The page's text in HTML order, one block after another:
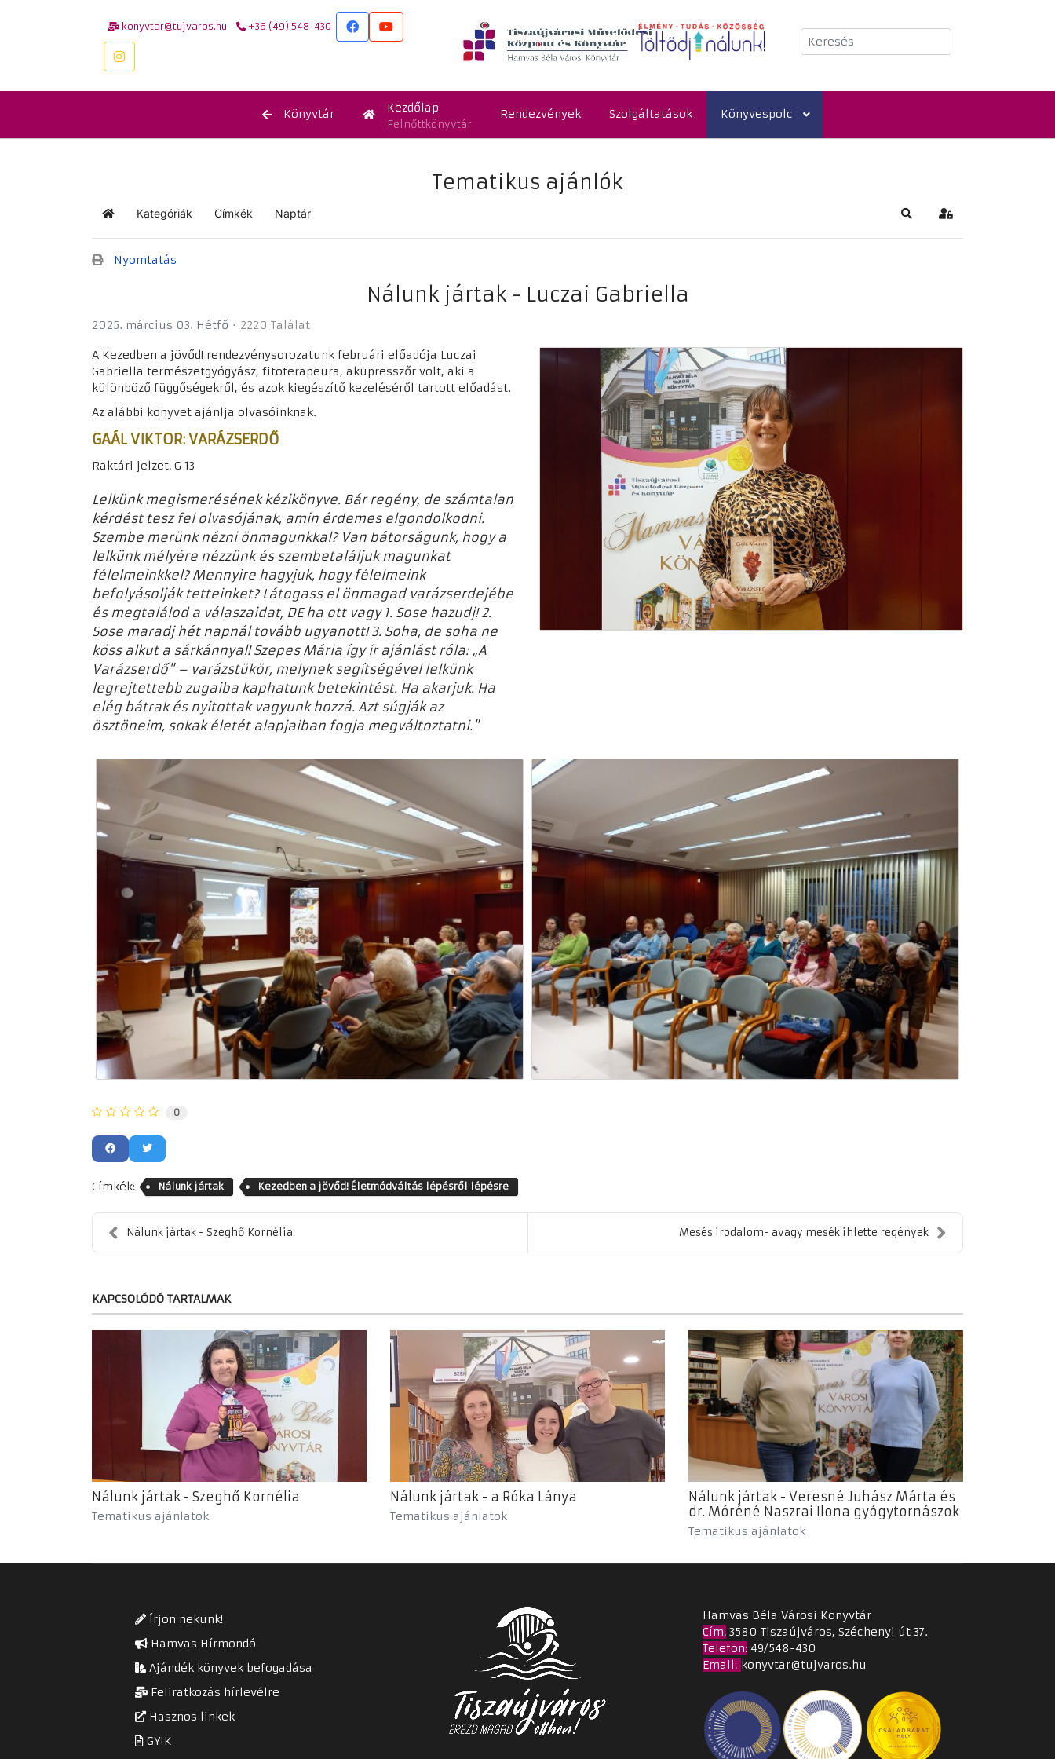
konyvtar@tujvaros.hu +36 (49) 548-430
Keresés
Könyvtár Kezdőlap
Felnőttkönyvtár
Rendezvények Szolgáltatások Könyvespolc
Tematikus ajánlók
KezdőlapKategóriák Címkék Naptár KeresésBejelentkezés
Nyomtatás
Nálunk jártak - Luczai Gabriella
2025. március 03. Hétfő 2220 Találat
A Kezedben a jövőd! rendezvénysorozatunk februári előadója Luczai
Gabriella természetgyógyász, fitoterapeura, akupresszőr volt, aki a
különböző függőségekről, és azok kiegészítő kezeléséről tartott előadást.
Az alábbi könyvet ajánlja olvasóinknak.
GAÁL VIKTOR: VARÁZSERDŐ
Raktári jelzet: G 13
Lelkünk megismerésének kézikönyve. Bár regény, de számtalan
kérdést tesz fel olvasójának, amin érdemes elgondolkodni.
Szembe merünk nézni önmagunkkal? Van bátorságunk, hogy a
lelkünk mélyére nézzünk és szembetaláljuk magunkat
félelmeinkkel? Mennyire hagyjuk, hogy félelmeink
befolyásolják tetteinket? Látogass el önmagad varázserdejébe
és megtalálod a válaszaidat, DE ha ott vagy 1. Sose hazudj! 2.
Sose maradj hét napnál tovább ugyanott! 3. Soha, de soha ne
köss alkut a sárkánnyal! Szepes Mária így ír ajánlást róla: „A
Varázserdő" – varázstükör, melynek segítségével lelkünk
legrejtettebb zugaiba kaphatunk betekintést. Ha akarjuk. Ha
elég bátrak és nyitottak vagyunk hozzá. Azt súgják az
ösztöneim, sokak életét alapjaiban fogja megváltoztatni."
0
Címkék: Nálunk jártak Kezedben a jövőd! Életmódváltás lépésről lépésre
Nálunk jártak - Szeghő Kornélia Mesés irodalom- avagy mesék ihlette regények
KAPCSOLÓDÓ TARTALMAK
Nálunk jártak - Szeghő Kornélia
Tematikus ajánlatok
Nálunk jártak - a Róka Lánya
Tematikus ajánlatok
Nálunk jártak - Veresné Juhász Márta és
dr. Móréné Naszrai Ilona gyógytornászok
Tematikus ajánlatok
Írjon nekünk!
Hamvas Hírmondó
Ajándék könyvek befogadása
Feliratkozás hírlevélre
Hasznos linkek
GYIK
Hamvas Béla Városi Könyvtár
Cím:3580 Tiszaújváros, Széchenyi út 37.
Telefon:49/548-430
Email: konyvtar@tujvaros.hu